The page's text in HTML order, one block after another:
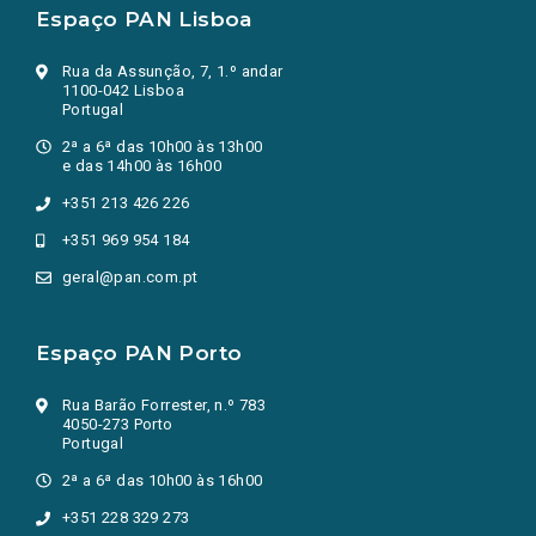
Espaço PAN Lisboa
Rua da Assunção, 7, 1.º andar
1100-042 Lisboa
Portugal
2ª a 6ª das 10h00 às 13h00
e das 14h00 às 16h00
+351 213 426 226
+351 969 954 184
geral@pan.com.pt
Espaço PAN Porto
Rua Barão Forrester, n.º 783
4050-273 Porto
Portugal
2ª a 6ª das 10h00 às 16h00
+351 228 329 273